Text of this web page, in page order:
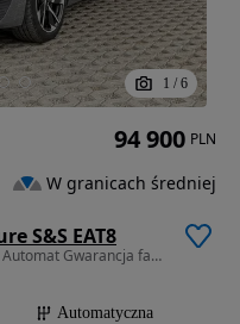
1 / 6
S&S EAT8
1499 cm3 • 130 KM • 1.5 BlueHDi Allure Automat Gwarancja fabryczna
Automatyczna
94 900 PLN
W granicach średniej